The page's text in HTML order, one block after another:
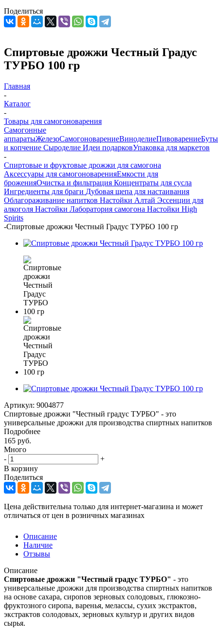
Поделиться
Спиртовые дрожжи Честный Градус
ТУРБО 100 гр
Главная
-
Каталог
-
Товары для самогоноварения
Самогонные
аппаратыЖелезоСамогоноварениеВиноделиеПивоварение
и копчение Сыроделие Идеи подарковУпаковка для маркетов
-
Спиртовые и фруктовые дрожжи для самогона
Аксессуары для самогоноваренияЕмкости для
броженияОчистка и фильтрация Концентраты для сусла
Ингредиенты для браги Дубовая щепа для настаивания
Облагораживание напитков Настойки Алтай Эссенции для
алкоголя Настойки Лаборатория самогона Настойки High
Spirits
-Спиртовые дрожжи Честный Градус ТУРБО 100 гр
Артикул: 9004877
Спиртовые дрожжи "Честный градус ТУРБО" - это
универсальные дрожжи для производства спиртных напитков
Подробнее
165 руб.
Много
-
+
В корзину
Поделиться
Цена действительна только для интернет-магазина и может
отличаться от цен в розничных магазинах
Описание
Наличие
Отзывы
Описание
Спиртовые дрожжи "Честный градус ТУРБО" - это
универсальные дрожжи для производства спиртных напитков
на основе сахара, сиропов зерновых солодовых, глюкозно-
фруктозного сиропа, варенья, мелассы, сухих экстрактов,
экстрактов солодовых, зерновых культур и других видов
сырья.